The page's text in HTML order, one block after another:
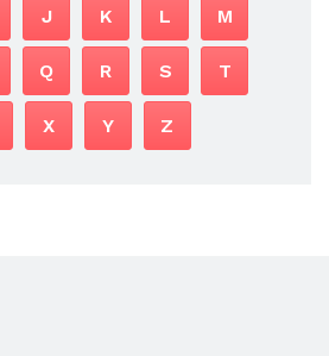
J K L M
Q R S T
X Y Z